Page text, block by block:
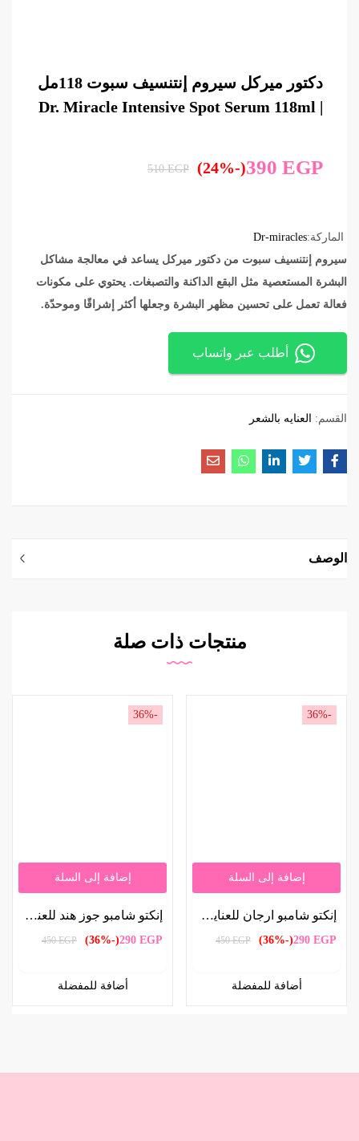
دكتور ميركل سيروم إنتنسيف سبوت 118مل
| Dr. Miracle Intensive Spot Serum 118ml
390 EGP
(-24%)
510EGP
الماركة:Dr-miracles
سيروم إنتنسيف سبوت من دكتور ميركل يساعد في معالجة مشاكل
البشرة المستعصية مثل البقع الداكنة والتصبغات. يحتوي على مكونات
فعالة تعمل على تحسين مظهر البشرة وجعلها أكثر إشراقًا وموحدّة.
أطلب عبر واتساب
القسم: العنايه بالشعر
الوصف
منتجات ذات صلة
إضافة إلى السلة
-36%
إنكتو شامبو ارجان للعناية بالشعر 500 ملل | Inecto Argan Shampoo for Hair Care 500ml
290 EGP
(-36%)
450EGP
أضافة للمفضلة
إضافة إلى السلة
-36%
إنكتو شامبو جوز هند للعناية بالشعر 500 ملل | Inecto Coconut Shampoo for Hair Care 500ml
290 EGP
(-36%)
450EGP
أضافة للمفضلة